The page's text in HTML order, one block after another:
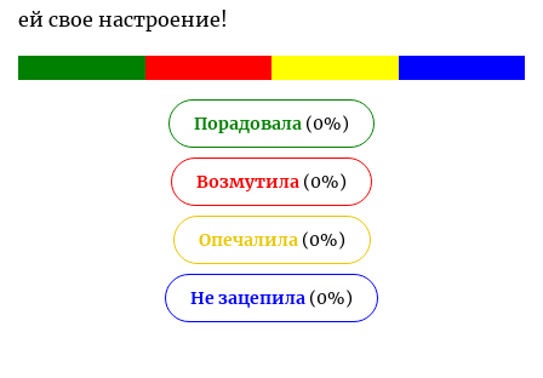
ей свое настроение!
Порадовала (0%)
Возмутила (0%)
Опечалила(0%)
Не зацепила (0%)